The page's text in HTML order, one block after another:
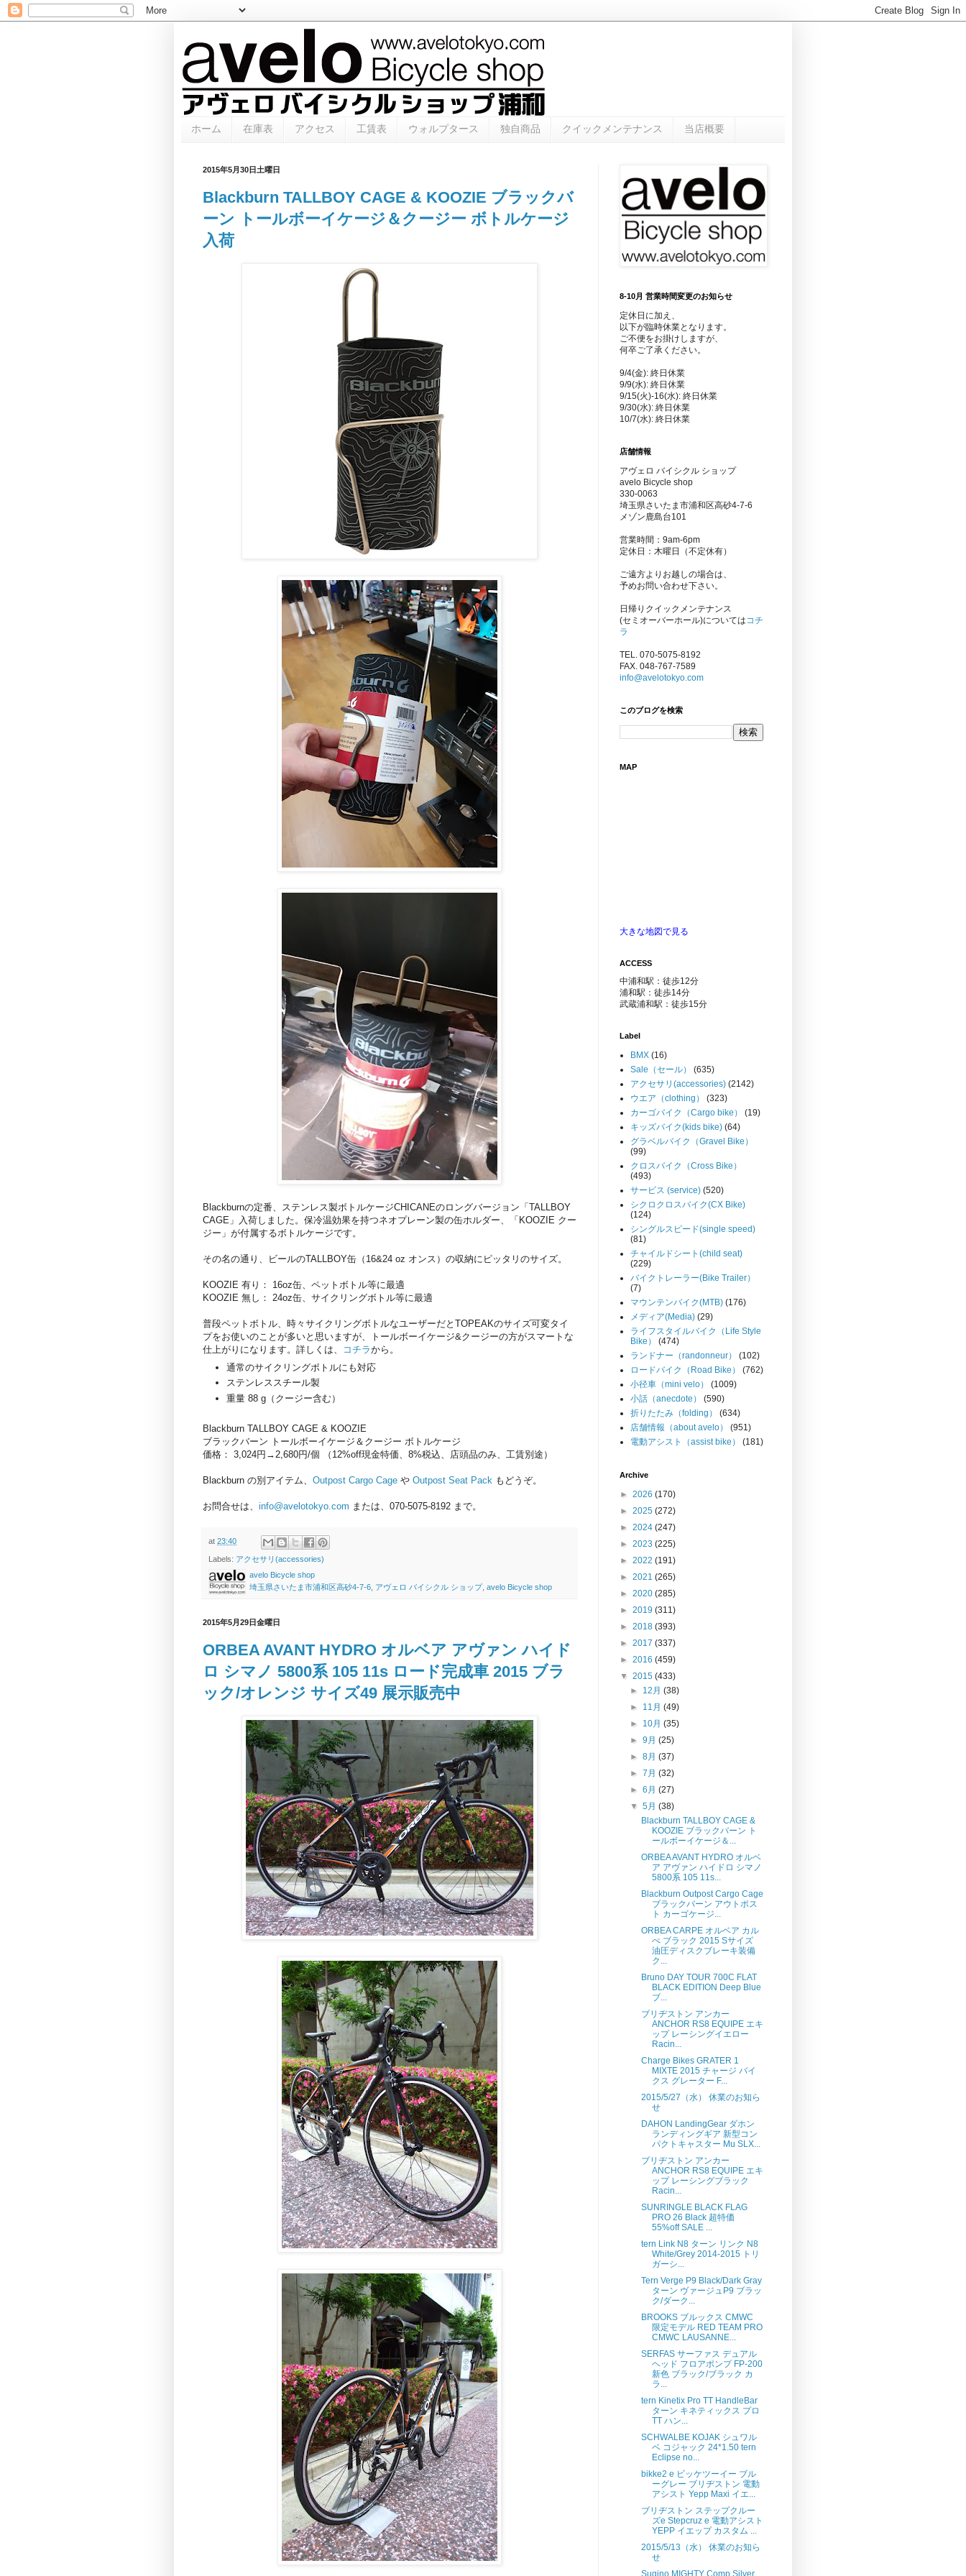
ホーム 在庫表 アクセス 工賃表 ウォルプタース 独自商品 クイックメンテナンス 当店概要
2015年5月30日土曜日
Blackburn TALLBOY CAGE & KOOZIE ブラックバ
ーン トールボーイケージ＆クージー ボトルケージ
入荷
Blackburnの定番、ステンレス製ボトルケージCHICANEのロングバージョン「TALLBOY
CAGE」入荷しました。保冷温効果を持つネオプレーン製の缶ホルダー、「KOOZIE クー
ジー」が付属するボトルケージです。
その名の通り、ビールのTALLBOY缶（16&24 oz オンス）の収納にピッタリのサイズ。
KOOZIE 有り： 16oz缶、ペットボトル等に最適
KOOZIE 無し： 24oz缶、サイクリングボトル等に最適
普段ペットボトル、時々サイクリングボトルなユーザーだとTOPEAKのサイズ可変タイ
プをお使いのことが多いと思いますが、トールボーイケージ&クージーの方がスマートな
仕上がりになります。詳しくは、
コチラから。
通常のサイクリングボトルにも対応
ステンレススチール製
重量 88 g（クージー含む）
Blackburn TALLBOY CAGE & KOOZIE
ブラックバーン トールボーイケージ＆クージー ボトルケージ
価格： 3,024円→2,680円/個 （12%off現金特価、8%税込、店頭品のみ、工賃別途）
Blackburn の別アイテム、 Outpost Cargo Cage や Outpost Seat Pack もどうぞ。
お問合せは、 info@avelotokyo.com または、070-5075-8192 まで。
at 23:40
Labels: アクセサリ(accessories)
avelo Bicycle shop
埼玉県さいたま市浦和区高砂4-7-6, アヴェロ バイシクル ショップ, avelo Bicycle shop
2015年5月29日金曜日
ORBEA AVANT HYDRO オルベア アヴァン ハイド
ロ シマノ 5800系 105 11s ロード完成車 2015 ブラ
ック/オレンジ サイズ49 展示販売中
8-10月 営業時間変更のお知らせ
定休日に加え、
以下が臨時休業となります。
ご不便をお掛けしますが、
何卒ご了承ください。
9/4(金): 終日休業
9/9(水): 終日休業
9/15(火)-16(水): 終日休業
9/30(水): 終日休業
10/7(水): 終日休業
店舗情報
アヴェロ バイシクル ショップ
avelo Bicycle shop
330-0063
埼玉県さいたま市浦和区高砂4-7-6
メゾン鹿島台101
営業時間：9am-6pm
定休日：木曜日（不定休有）
ご遠方よりお越しの場合は、
予めお問い合わせ下さい。
日帰りクイックメンテナンス
(セミオーバーホール)については コチ
ラ
TEL. 070-5075-8192
FAX. 048-767-7589
info@avelotokyo.com
このブログを検索
MAP
大きな地図で見る
ACCESS
中浦和駅：徒歩12分
浦和駅：徒歩14分
武蔵浦和駅：徒歩15分
Label
BMX (16)
Sale（セール）
(635)
アクセサリ(accessories) (2142)
ウエア（clothing）
(323)
カーゴバイク（Cargo bike）
(19)
キッズバイク(kids bike) (64)
グラベルバイク（Gravel Bike）
(99)
クロスバイク（Cross Bike）
(493)
サービス (service) (520)
シクロクロスバイク(CX Bike)
(124)
シングルスピード(single speed)
(81)
チャイルドシート(child seat)
(229)
バイクトレーラー(Bike Trailer）
(7)
マウンテンバイク(MTB) (176)
メディア(Media) (29)
ライフスタイルバイク（Life Style
Bike）
(474)
ランドナー（randonneur）
(102)
ロードバイク（Road Bike）
(762)
小径車（mini velo）
(1009)
小話（anecdote）
(590)
折りたたみ（folding）
(634)
店舗情報（about avelo）
(951)
電動アシスト（assist bike）
(181)
Archive
► 2026 (170)
► 2025 (272)
► 2024 (247)
► 2023 (225)
► 2022 (191)
► 2021 (265)
► 2020 (285)
► 2019 (311)
► 2018 (393)
► 2017 (337)
► 2016 (459)
▼ 2015 (433)
► 12月(38)
► 11月(49)
► 10月(35)
►9月(25)
►8月(37)
►7月(32)
►6月(27)
▼5月(38)
Blackburn TALLBOY CAGE &
KOOZIE ブラックバーン ト
ールボーイケージ＆...
ORBEA AVANT HYDRO オルベ
ア アヴァン ハイドロ シマノ
5800系 105 11s...
Blackburn Outpost Cargo Cage
ブラックバーン アウトポス
ト カーゴケージ...
ORBEA CARPE オルベア カル
ぺ ブラック 2015 Sサイズ
油圧ディスクブレーキ装備
ク...
Bruno DAY TOUR 700C FLAT
BLACK EDITION Deep Blue
ブ...
ブリヂストン アンカー
ANCHOR RS8 EQUIPE エキ
ップ レーシングイエロー
Racin...
Charge Bikes GRATER 1
MIXTE 2015 チャージ バイ
クス グレーター F...
2015/5/27（水） 休業のお知ら
せ
DAHON LandingGear ダホン
ランディングギア 新型コン
パクトキャスター Mu SLX...
ブリヂストン アンカー
ANCHOR RS8 EQUIPE エキ
ップ レーシングブラック
Racin...
SUNRINGLE BLACK FLAG
PRO 26 Black 超特価
55%off SALE ...
tern Link N8 ターン リンク N8
White/Grey 2014-2015 トリ
ガーシ...
Tern Verge P9 Black/Dark Gray
ターン ヴァージュP9 ブラッ
ク/ダーク...
BROOKS ブルックス CMWC
限定モデル RED TEAM PRO
CMWC LAUSANNE...
SERFAS サーファス デュアル
ヘッド フロアポンプ FP-200
新色 ブラック/ブラック カ
ラ...
tern Kinetix Pro TT HandleBar
ターン キネティックス プロ
TT ハン...
SCHWALBE KOJAK シュワル
ベ コジャック 24*1.50 tern
Eclipse no...
bikke2 e ビッケツーイー ブル
ーグレー ブリヂストン 電動
アシスト Yepp Maxi イエ...
ブリヂストン ステップクルー
ズe Stepcruz e 電動アシスト
YEPP イエップ カスタム ...
2015/5/13（水） 休業のお知ら
せ
Sugino MIGHTY Comp Silver